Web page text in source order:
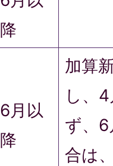
降
6月以
降
加算
し、
ず、
合は